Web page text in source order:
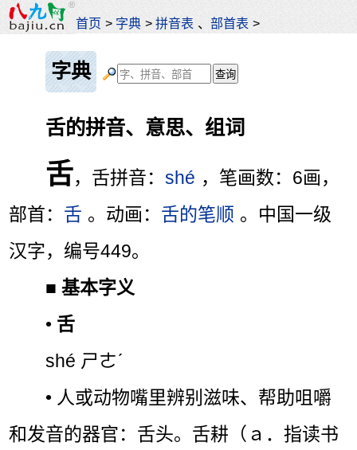
首页 > 字典 >拼音表 、部首表 >
字典
舌的拼音、意思、组词
舌，舌拼音：shé ，笔画数：6画，
部首： 舌 。动画： 舌的笔顺 。中国一级
汉字，编号449。
■基本字义
• 舌
shé ㄕㄜˊ
• 人或动物嘴里辨别滋味、帮助咀嚼
和发音的器官：舌头。舌耕（ａ．指读书